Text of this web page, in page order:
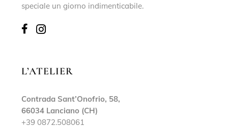
speciale un giorno indimenticabile.
L’ATELIER
Contrada Sant’Onofrio, 58,
66034 Lanciano (CH)
+39 0872.508061